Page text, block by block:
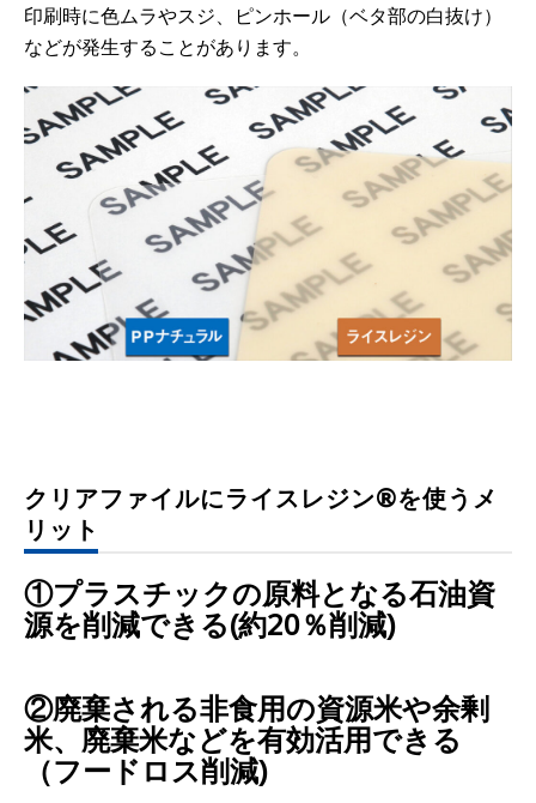
印刷時に色ムラやスジ、ピンホール（ベタ部の白抜け）
などが発生することがあります。
クリアファイルにライスレジン®を使うメ
リット
①プラスチックの原料となる石油資
源を削減できる(約20％削減)
②廃棄される非食用の資源米や余剰
米、廃棄米などを有効活用できる
（フードロス削減)